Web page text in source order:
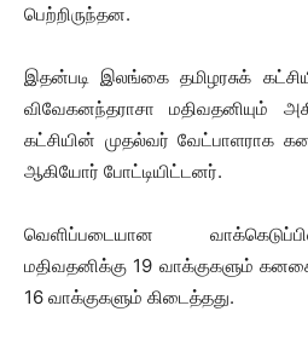
பெற்றிருந்தன.
இதன்படி இலங்கை தமிழரசுக்
விவேகனந்தராசா மதிவதனியும்
கட்சியின் முதல்வர் வேட்பாளராக
ஆகியோர் போட்டியிட்டனர்.
வெளிப்படையான
மதிவதனிக்கு 19 வாக்குகளும்
16 வாக்குகளும் கிடைத்தது.